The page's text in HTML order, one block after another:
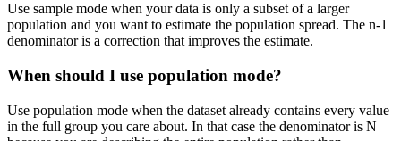
Use sample mode when your data is only a subset of a larger
population and you want to estimate the population spread. The n-1
denominator is a correction that improves the estimate.
When should I use population mode?
Use population mode when the dataset already contains every value
in the full group you care about. In that case the denominator is N